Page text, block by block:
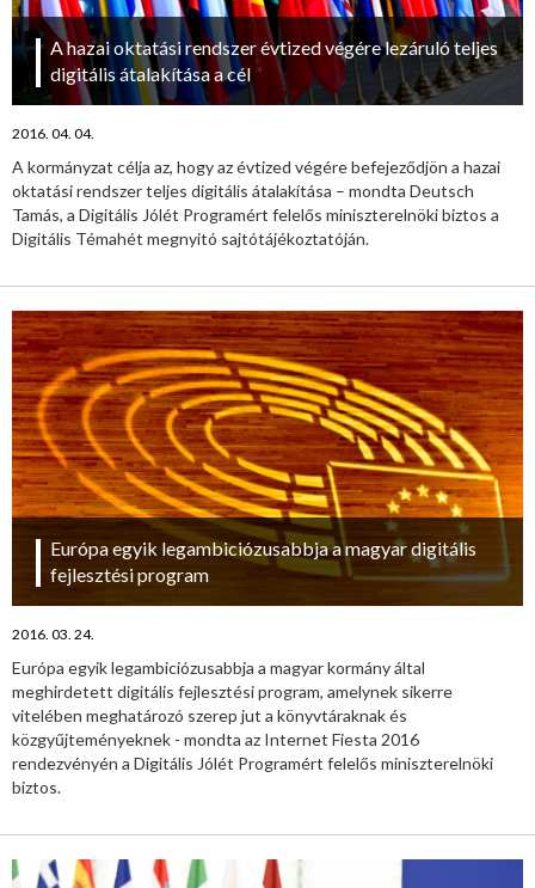
A hazai oktatási rendszer évtized végére lezáruló teljes
digitális átalakítása a cél
2016. 04. 04.
A kormányzat célja az, hogy az évtized végére befejeződjön a hazai
oktatási rendszer teljes digitális átalakítása – mondta Deutsch
Tamás, a Digitális Jólét Programért felelős miniszterelnöki biztos a
Digitális Témahét megnyitó sajtótájékoztatóján.
Európa egyik legambiciózusabbja a magyar digitális
fejlesztési program
2016. 03. 24.
Európa egyik legambiciózusabbja a magyar kormány által
meghirdetett digitális fejlesztési program, amelynek sikerre
vitelében meghatározó szerep jut a könyvtáraknak és
közgyűjteményeknek - mondta az Internet Fiesta 2016
rendezvényén a Digitális Jólét Programért felelős miniszterelnöki
biztos.